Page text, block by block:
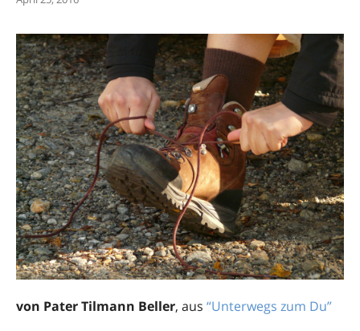
von Pater Tilmann Beller, aus “Unterwegs zum Du”